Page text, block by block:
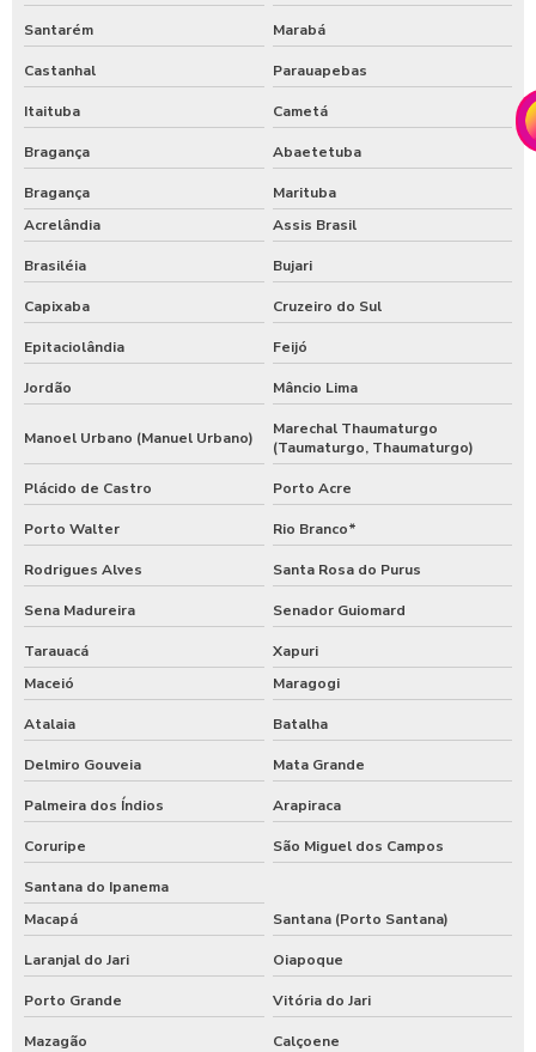
Santarém Marabá
Castanhal Parauapebas
Itaituba Cametá
Bragança Abaetetuba
Bragança
Marituba
Acrelândia
Assis Brasil
Brasiléia Bujari
Capixaba Cruzeiro do Sul
Epitaciolândia Feijó
Jordão Mâncio Lima
Manoel Urbano (Manuel Urbano)
Marechal Thaumaturgo
(Taumaturgo, Thaumaturgo)
Plácido de Castro Porto Acre
Porto Walter Rio Branco*
Rodrigues Alves Santa Rosa do Purus
Sena Madureira Senador Guiomard
Tarauacá
Xapuri
Maceió
Maragogi
Atalaia Batalha
Delmiro Gouveia Mata Grande
Palmeira dos Índios Arapiraca
Coruripe São Miguel dos Campos
Santana do Ipanema
Macapá
Santana (Porto Santana)
Laranjal do Jari Oiapoque
Porto Grande Vitória do Jari
Mazagão Calçoene